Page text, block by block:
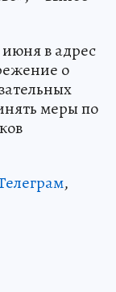
в адрес
о
меры по
,